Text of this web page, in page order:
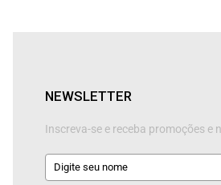
NEWSLETTER
Inscreva-se e receba promoções e